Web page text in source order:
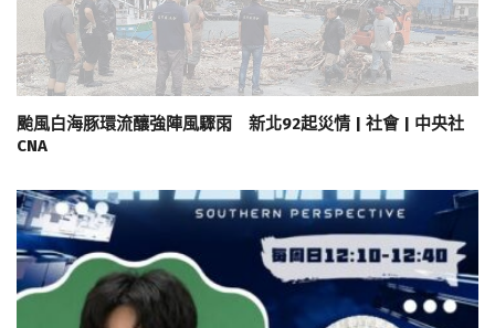
颱風白海豚環流釀強陣風驟雨 新北92起災情 | 社會 | 中央社
CNA